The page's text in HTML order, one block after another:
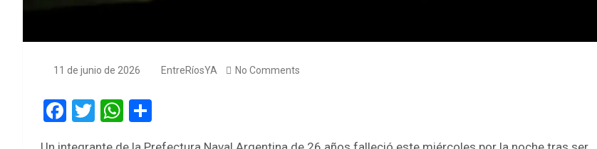
11 de junio de 2026 EntreRíosYA No Comments
F
T
W